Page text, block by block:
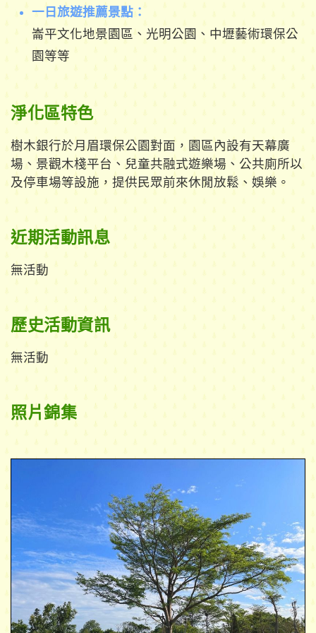
一日旅遊推薦景點：
崙平文化地景園區、光明公園、中壢藝術環保公
園等等
淨化區特色
樹木銀行於月眉環保公園對面，園區內設有天幕廣
場、景觀木棧平台、兒童共融式遊樂場、公共廁所以
及停車場等設施，提供民眾前來休閒放鬆、娛樂。
近期活動訊息
無活動
歷史活動資訊
無活動
照片錦集